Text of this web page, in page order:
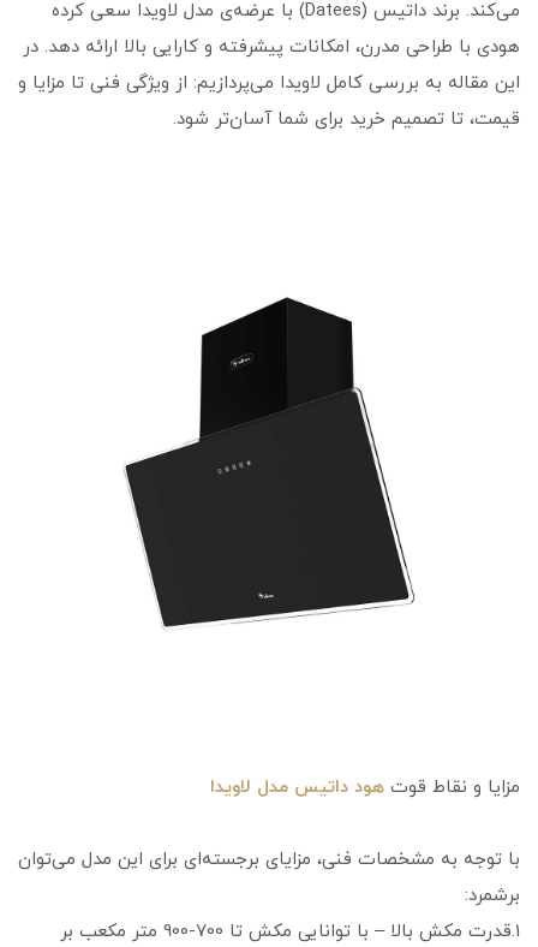
می‌کند. برند داتیس (Datees) با عرضه‌ی مدل لاویدا سعی کرده
هودی با طراحی مدرن، امکانات پیشرفته و کارایی بالا ارائه دهد. در
این مقاله به بررسی کامل لاویدا می‌پردازیم: از ویژگی فنی تا مزایا و
قیمت، تا تصمیم خرید برای شما آسان‌تر شود.
مزایا و نقاط قوت هود داتیس مدل لاویدا
با توجه به مشخصات فنی، مزایای برجسته‌ای برای این مدل می‌توان
برشمرد:
1.قدرت مکش بالا – با توانایی مکش تا 700-900 متر مکعب بر